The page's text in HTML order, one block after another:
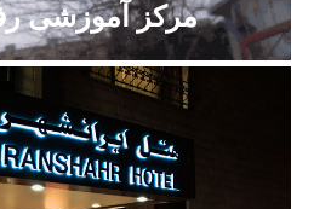
مرکز آموزشی